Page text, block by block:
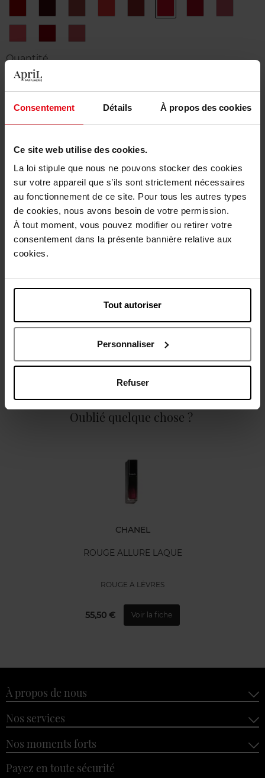
Consentement Détails À propos des cookies
Ce site web utilise des cookies.
La loi stipule que nous ne pouvons stocker des cookies
sur votre appareil que s’ils sont strictement nécessaires
au fonctionnement de ce site. Pour tous les autres types
de cookies, nous avons besoin de votre permission.
À tout moment, vous pouvez modifier ou retirer votre
consentement dans la présente bannière relative aux
cookies.
Tout autoriser
Personnaliser
Refuser
PASSIONROUGE
NOIR
ÉNIGMATIQUEINSAISISSABLE
ROUGEARDENTEINDÉPENDANTE
NEW
SÉDUISANTE
PIRATEBRÛLANT
Quantité
1
Ajouter au panier
Livraison gratuite à partir de 50€
Retour gratuit dans votre magasin
Description
Caractéristiques
Oublié quelque chose ?
CHANEL
ROUGE ALLURE LAQUE
ROUGE À LÈVRES
55,50 € Voir la fiche
À propos de nous
Nos services
Nos moments forts
Payez en toute sécurité